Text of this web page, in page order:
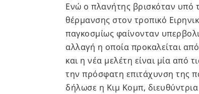
Ενώ ο πλανήτης βρισκόταν υπό
θέρμανσης στον τροπικό
παγκοσμίως φαίνονταν
αλλαγή η οποία προκαλείται
και η νέα μελέτη είναι μία από
την πρόσφατη επιτάχυνση της
δήλωσε η Κιμ Κομπ,